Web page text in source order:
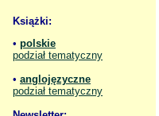
Książki:
• polskie
podział tematyczny
• anglojęzyczne
podział tematyczny